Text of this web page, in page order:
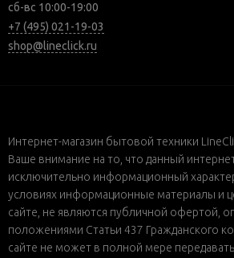
сб-вс 10:00-19:00
+7 (495) 021-19-03
shop@lineclick.ru
Интернет-магазин бытовой техники
Ваше внимание на то, что данный
исключительно информационный
условиях информационные материалы и
сайте, не являются публичной офертой,
положениями Статьи 437 Гражданского
сайте не может в полной мере